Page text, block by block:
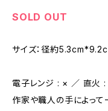
SOLD OUT
サイズ：径約
電子レンジ : × ／ 直火
作家や職人の手によって